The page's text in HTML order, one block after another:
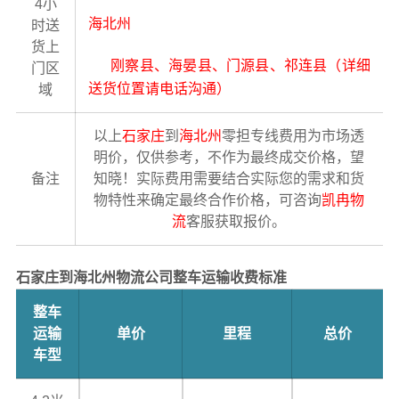
4小
时送
货上
门区
域
海北州
刚察县、海晏县、门源县、祁连县（详细
送货位置请电话沟通）
备注
以上石家庄到 海北州零担专线费用为市场透
明价，仅供参考，不作为最终成交价格，望
知晓！实际费用需要结合实际您的需求和货
物特性来确定最终合作价格，可咨询凯冉物
流客服获取报价。
石家庄到海北州物流公司整车运输收费标准
整车
运输
车型
单价 里程 总价